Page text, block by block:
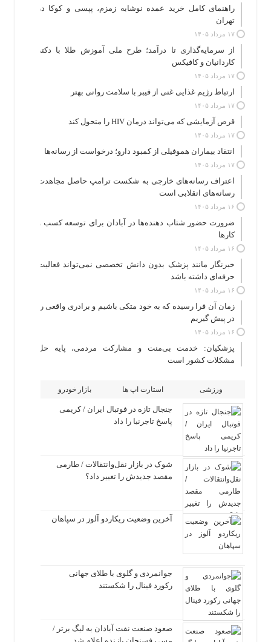
راهنمای کامل خرید عمده نوشابه زمزم، پپسی و کوکا در
تهران
۱۷ مرداد ۱۴۰۵
از سرمایه‌گذاری تا درآمد؛ طرح ملی آموزش طلا با دکتر
کاردانیان و کافیکس
۱۷ مرداد ۱۴۰۵
ارتباط رژیم غذایی غنی از فیبر با سلامت روانی بهتر
۱۷ مرداد ۱۴۰۵
قرص آزمایشی که می‌تواند درمان HIV را متحول کند
۱۷ مرداد ۱۴۰۵
انتقاد بیماران هموفیلی از کمبود دارو؛ درخواست از رسانه‌ها
۱۷ مرداد ۱۴۰۵
اعتراف رسانه‌های خارجی به شکست ترامپ حاصل مجاهدت
رسانه‌های انقلابی است
۱۶ مرداد ۱۴۰۵
ضرورت حضور شتاب ‌دهنده‌ها در آبادان برای توسعه کسب‌ و
کارها
۱۶ مرداد ۱۴۰۵
خبرنگار مانند پزشک بدون دانش تخصصی نمی‌تواند فعالیت
حرفه‌ای داشته باشد
۱۶ مرداد ۱۴۰۵
زمان آن فرا رسیده که به خود متکی باشیم و برادری واقعی را
در پیش گیریم
۱۶ مرداد ۱۴۰۵
پزشکیان: خدمت بی‌منت و مشارکت مردمی، پایه حل
مشکلات کشور است
ورزشی استارت اپ ها بازار خودرو
جنجال تازه در فوتبال ایران / کریمی
پاسخ تاجرنیا را داد
شوک در بازار نقل‌وانتقالات / طارمی
مقصد جدیدش را تغییر داد؟
آخرین وضعیت ریکاردو آلوز در سپاهان
جوانمردی و گلوی با طلای جهانی
رکورد فینال را شکستند
صعود صنعت نفت آبادان به لیگ برتر /